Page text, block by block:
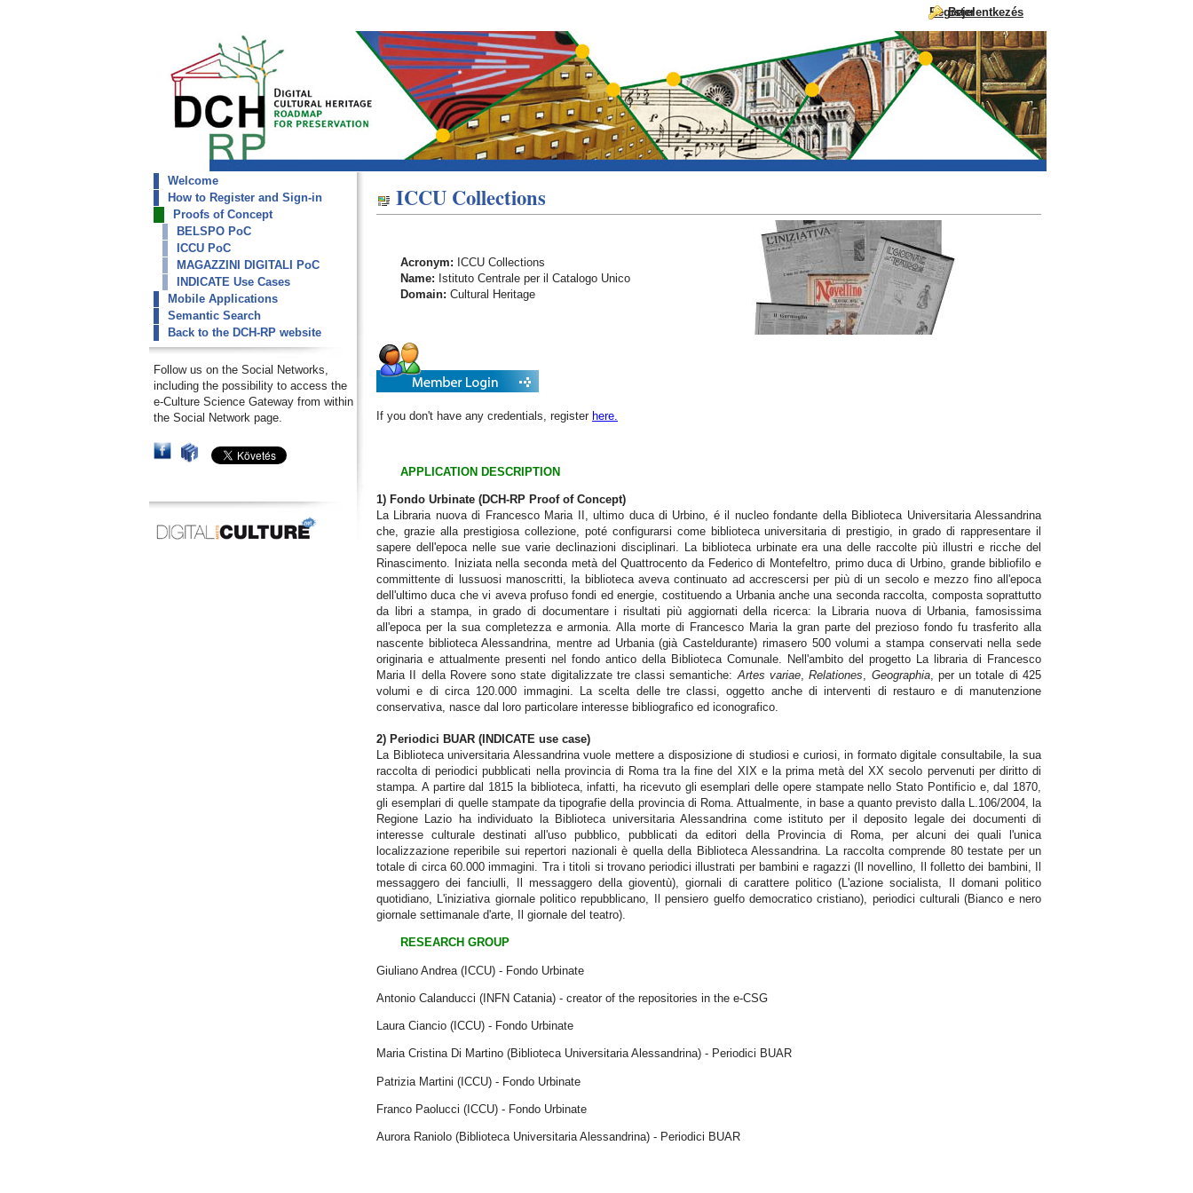
Register
Bejelentkezés
Ugrás a tartalomhoz
dch-rp
ICCU Collections
Welcome
How to Register and Sign-in
Proofs of Concept
BELSPO PoC
ICCU PoC
MAGAZZINI DIGITALI PoC
INDICATE Use Cases
Mobile Applications
Semantic Search
Back to the DCH-RP website
Follow us on the Social Networks,
including the possibility to access the
e-Culture Science Gateway from within
the Social Network page.
ICCU Collections
Acronym: ICCU Collections
Name: Istituto Centrale per il Catalogo Unico
Domain: Cultural Heritage
If you don't have any credentials, register here.
APPLICATION DESCRIPTION
1) Fondo Urbinate (DCH-RP Proof of Concept)
La Libraria nuova di Francesco Maria II, ultimo duca di Urbino, é il nucleo fondante della Biblioteca Universitaria Alessandrina
che, grazie alla prestigiosa collezione, poté configurarsi come biblioteca universitaria di prestigio, in grado di rappresentare il
sapere dell'epoca nelle sue varie declinazioni disciplinari. La biblioteca urbinate era una delle raccolte più illustri e ricche del
Rinascimento. Iniziata nella seconda metà del Quattrocento da Federico di Montefeltro, primo duca di Urbino, grande bibliofilo e
committente di lussuosi manoscritti, la biblioteca aveva continuato ad accrescersi per più di un secolo e mezzo fino all'epoca
dell'ultimo duca che vi aveva profuso fondi ed energie, costituendo a Urbania anche una seconda raccolta, composta soprattutto
da libri a stampa, in grado di documentare i risultati più aggiornati della ricerca: la Libraria nuova di Urbania, famosissima
all'epoca per la sua completezza e armonia. Alla morte di Francesco Maria la gran parte del prezioso fondo fu trasferito alla
nascente biblioteca Alessandrina, mentre ad Urbania (già Casteldurante) rimasero 500 volumi a stampa conservati nella sede
originaria e attualmente presenti nel fondo antico della Biblioteca Comunale. Nell'ambito del progetto La libraria di Francesco
Maria II della Rovere sono state digitalizzate tre classi semantiche: Artes variae,Relationes, Geographia, per un totale di 425
volumi e di circa 120.000 immagini. La scelta delle tre classi, oggetto anche di interventi di restauro e di manutenzione
conservativa, nasce dal loro particolare interesse bibliografico ed iconografico.
2) Periodici BUAR (INDICATE use case)
La Biblioteca universitaria Alessandrina vuole mettere a disposizione di studiosi e curiosi, in formato digitale consultabile, la sua
raccolta di periodici pubblicati nella provincia di Roma tra la fine del XIX e la prima metà del XX secolo pervenuti per diritto di
stampa. A partire dal 1815 la biblioteca, infatti, ha ricevuto gli esemplari delle opere stampate nello Stato Pontificio e, dal 1870,
gli esemplari di quelle stampate da tipografie della provincia di Roma. Attualmente, in base a quanto previsto dalla L.106/2004, la
Regione Lazio ha individuato la Biblioteca universitaria Alessandrina come istituto per il deposito legale dei documenti di
interesse culturale destinati all'uso pubblico, pubblicati da editori della Provincia di Roma, per alcuni dei quali l'unica
localizzazione reperibile sui repertori nazionali è quella della Biblioteca Alessandrina. La raccolta comprende 80 testate per un
totale di circa 60.000 immagini. Tra i titoli si trovano periodici illustrati per bambini e ragazzi (Il novellino, Il folletto dei bambini, Il
messaggero dei fanciulli, Il messaggero della gioventù), giornali di carattere politico (L'azione socialista, Il domani politico
quotidiano, L'iniziativa giornale politico repubblicano, Il pensiero guelfo democratico cristiano), periodici culturali (Bianco e nero
giornale settimanale d'arte, Il giornale del teatro).
RESEARCH GROUP
Giuliano Andrea (ICCU) - Fondo Urbinate
Antonio Calanducci (INFN Catania) - creator of the repositories in the e-CSG
Laura Ciancio (ICCU) - Fondo Urbinate
Maria Cristina Di Martino (Biblioteca Universitaria Alessandrina) - Periodici BUAR
Patrizia Martini (ICCU) - Fondo Urbinate
Franco Paolucci (ICCU) - Fondo Urbinate
Aurora Raniolo (Biblioteca Universitaria Alessandrina) - Periodici BUAR